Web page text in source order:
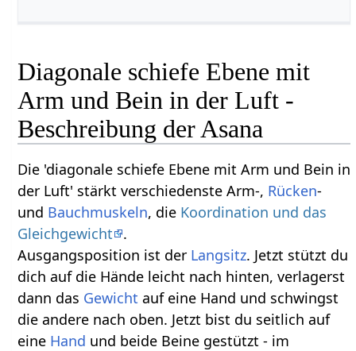
Diagonale schiefe Ebene mit
Arm und Bein in der Luft -
Beschreibung der Asana
Die 'diagonale schiefe Ebene mit Arm und Bein in
der Luft' stärkt verschiedenste Arm-, Rücken-
und Bauchmuskeln, die Koordination und das
Gleichgewicht
.
Ausgangsposition ist der Langsitz. Jetzt stützt du
dich auf die Hände leicht nach hinten, verlagerst
dann das Gewicht auf eine Hand und schwingst
die andere nach oben. Jetzt bist du seitlich auf
eine Hand und beide Beine gestützt - im